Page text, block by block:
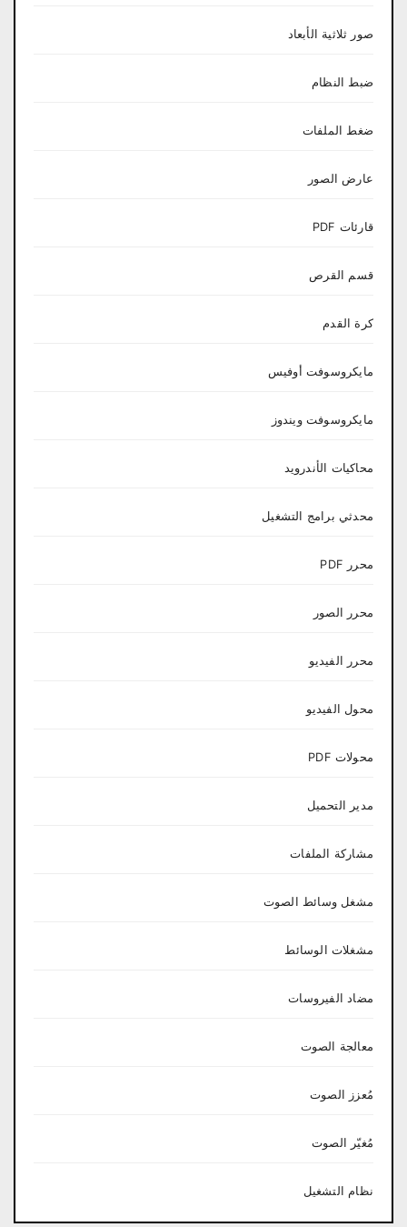
صور ثلاثية الأبعاد
ضبط النظام
ضغط الملفات
عارض الصور
قارئات PDF
قسم القرص
كرة القدم
مايكروسوفت أوفيس
مايكروسوفت ويندوز
محاكيات الأندرويد
محدثي برامج التشغيل
محرر PDF
محرر الصور
محرر الفيديو
محول الفيديو
محولات PDF
مدير التحميل
مشاركة الملفات
مشغل وسائط الصوت
مشغلات الوسائط
مضاد الفيروسات
معالجة الصوت
مُعزز الصوت
مُغيّر الصوت
نظام التشغيل